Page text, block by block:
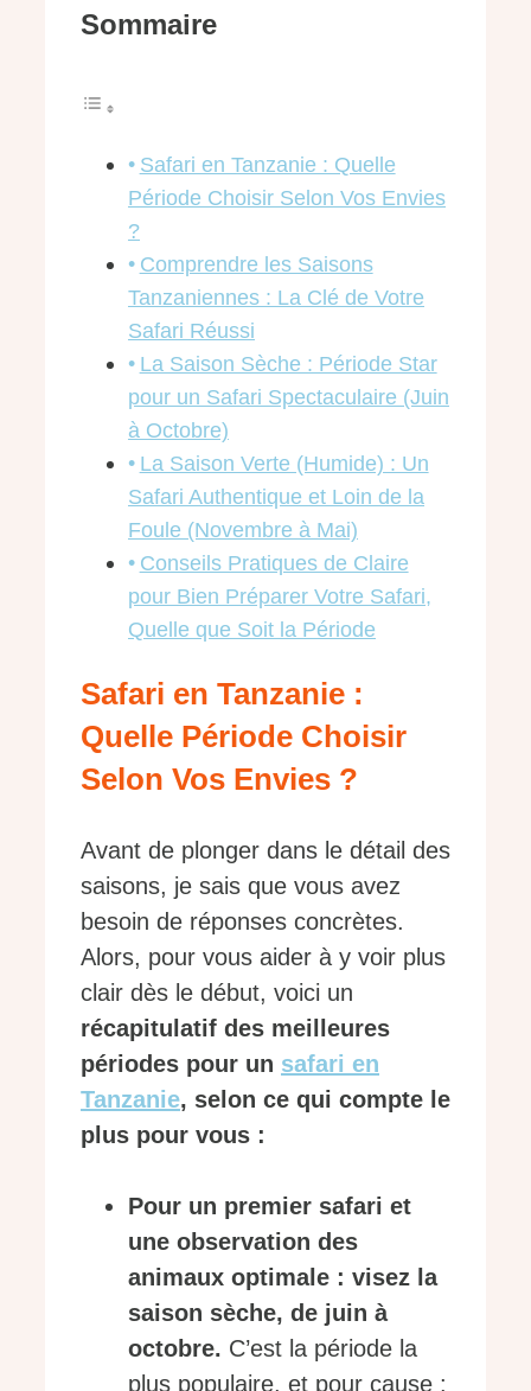
Sommaire
Safari en Tanzanie : Quelle
Période Choisir Selon Vos Envies
?
Comprendre les Saisons
Tanzaniennes : La Clé de Votre
Safari Réussi
La Saison Sèche : Période Star
pour un Safari Spectaculaire (Juin
à Octobre)
La Saison Verte (Humide) : Un
Safari Authentique et Loin de la
Foule (Novembre à Mai)
Conseils Pratiques de Claire
pour Bien Préparer Votre Safari,
Quelle que Soit la Période
Safari en Tanzanie :
Quelle Période Choisir
Selon Vos Envies ?
Avant de plonger dans le détail des
saisons, je sais que vous avez
besoin de réponses concrètes.
Alors, pour vous aider à y voir plus
clair dès le début, voici un
récapitulatif des meilleures
périodes pour un safari en
Tanzanie, selon ce qui compte le
plus pour vous :
Pour un premier safari et
une observation des
animaux optimale : visez la
saison sèche, de juin à
octobre. C’est la période la
plus populaire, et pour cause :